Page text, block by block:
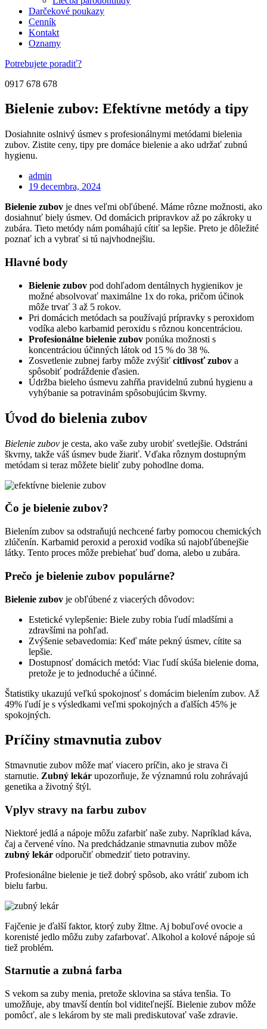
Darčekové poukazy
Cenník
Kontakt
Oznamy
Potrebujete poradiť?
0917 678 678
Bielenie zubov: Efektívne metódy a tipy
Dosiahnite oslnivý úsmev s profesionálnymi metódami bielenia
zubov. Zistite ceny, tipy pre domáce bielenie a ako udržať zubnú
hygienu.
admin
19 decembra, 2024
Bielenie zubov je dnes veľmi obľúbené. Máme rôzne možnosti, ako
dosiahnuť biely úsmev. Od domácich pripravkov až po zákroky u
zubára. Tieto metódy nám pomáhajú cítiť sa lepšie. Preto je dôležité
poznať ich a vybrať si tú najvhodnejšiu.
Hlavné body
Bielenie zubov pod dohľadom dentálnych hygienikov je
možné absolvovať maximálne 1x do roka, pričom účinok
môže trvať 3 až 5 rokov.
Pri domácich metódach sa používajú prípravky s peroxidom
vodíka alebo karbamid peroxidu s rôznou koncentráciou.
Profesionálne bielenie zubov ponúka možnosti s
koncentráciou účinných látok od 15 % do 38 %.
Zosvetlenie zubnej farby môže zvýšiť citlivosť zubov a
spôsobiť podráždenie ďasien.
Údržba bieleho úsmevu zahŕňa pravidelnú zubnú hygienu a
vyhýbanie sa potravinám spôsobujúcim škvrny.
Úvod do bielenia zubov
Bielenie zubov je cesta, ako vaše zuby urobiť svetlejšie. Odstráni
škvrny, takže váš úsmev bude žiariť. Vďaka rôznym dostupným
metódam si teraz môžete bieliť zuby pohodlne doma.
Čo je bielenie zubov?
Bielením zubov sa odstraňujú nechcené farby pomocou chemických
zlúčenín. Karbamid peroxid a peroxid vodíka sú najobľúbenejšie
látky. Tento proces môže prebiehať buď doma, alebo u zubára.
Prečo je bielenie zubov populárne?
Bielenie zubov je obľúbené z viacerých dôvodov:
Estetické vylepšenie: Biele zuby robia ľudí mladšími a
zdravšími na pohľad.
Zvýšenie sebavedomia: Keď máte pekný úsmev, cítite sa
lepšie.
Dostupnosť domácich metód: Viac ľudí skúša bielenie doma,
pretože je to jednoduché a účinné.
Štatistiky ukazujú veľkú spokojnosť s domácim bielením zubov. Až
49% ľudí je s výsledkami veľmi spokojných a ďalších 45% je
spokojných.
Príčiny stmavnutia zubov
Stmavnutie zubov môže mať viacero príčin, ako je strava či
starnutie. Zubný lekár upozorňuje, že významnú rolu zohrávajú
genetika a životný štýl.
Vplyv stravy na farbu zubov
Niektoré jedlá a nápoje môžu zafarbiť naše zuby. Napríklad káva,
čaj a červené víno. Na predchádzanie stmavnutia zubov môže
zubný lekár odporučiť obmedziť tieto potraviny.
Profesionálne bielenie je tiež dobrý spôsob, ako vrátiť zubom ich
bielu farbu.
Fajčenie je ďalší faktor, ktorý zuby žltne. Aj bobuľové ovocie a
korenisté jedlo môžu zuby zafarbovať. Alkohol a kolové nápoje sú
tiež problém.
Starnutie a zubná farba
S vekom sa zuby menia, pretože sklovina sa stáva tenšia. To
umožňuje, aby tmavší dentín bol viditeľnejší. Bielenie zubov môže
pomôcť, ale s lekárom by ste mali prediskutovať vaše zdravie.